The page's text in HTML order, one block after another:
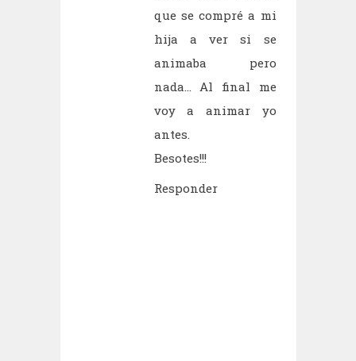
que se compré a mi
hija a ver si se
animaba pero
nada... Al final me
voy a animar yo
antes.
Besotes!!!
Responder